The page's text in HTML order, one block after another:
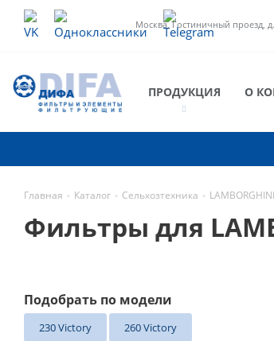
Москва, Гостиничный проезд,
ПРОДУКЦИЯ О
Главная - Каталог - Сельхозтехника - LAMBORGHINI
Фильтры для
Подобрать по модели
230 Victory 260 Victory